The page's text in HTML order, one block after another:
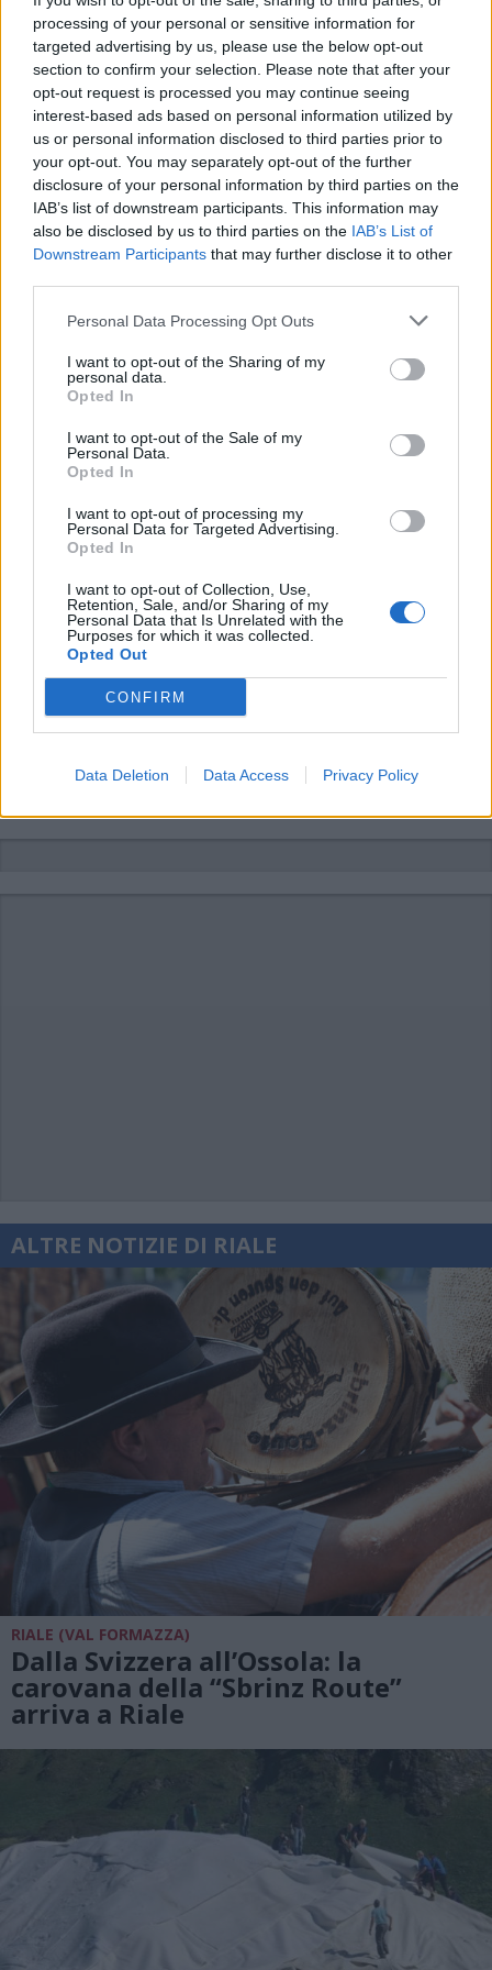
processing of your personal or sensitive information for
targeted advertising by us, please use the below opt-out
section to confirm your selection. Please note that after your
opt-out request is processed you may continue seeing
interest-based ads based on personal information utilized by
us or personal information disclosed to third parties prior to
your opt-out. You may separately opt-out of the further
disclosure of your personal information by third parties on the
IAB’s list of downstream participants. This information may
also be disclosed by us to third parties on the IAB’s List of
Downstream Participants that may further disclose it to other
Personal Data Processing Opt Outs
I want to opt-out of the Sharing of my
personal data.
Opted In
I want to opt-out of the Sale of my
Personal Data.
Opted In
I want to opt-out of processing my
Personal Data for Targeted Advertising.
Opted In
I want to opt-out of Collection, Use,
Retention, Sale, and/or Sharing of my
Personal Data that Is Unrelated with the
Purposes for which it was collected.
Opted Out
CONFIRM
Data Deletion Data Access Privacy Policy
Via Confalonieri, 5
Castronno
Tutti gli eventi
diagosto
PIÙ INFORMAZIONI SU
val formazza
riale
LEGGI GLI ALTRI ARTICOLI DI
ALTRE NOTIZIE DI RIALE
RIALE (VAL FORMAZZA)
Dalla Svizzera all’Ossola: la
carovana della “Sbrinz Route”
arriva a Riale